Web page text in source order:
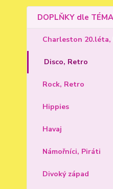
DOPLŇKY dle
Charleston 20.léta,
Disco, Retro
Rock, Retro
Hippies
Havaj
Námořníci, Piráti
Divoký západ